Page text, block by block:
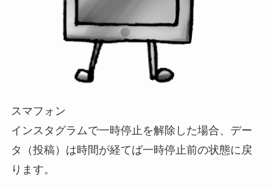
スマフォン
インスタグラムで一時停止を解除した場合、デー
タ（投稿）は時間が経てば一時停止前の状態に戻
ります。